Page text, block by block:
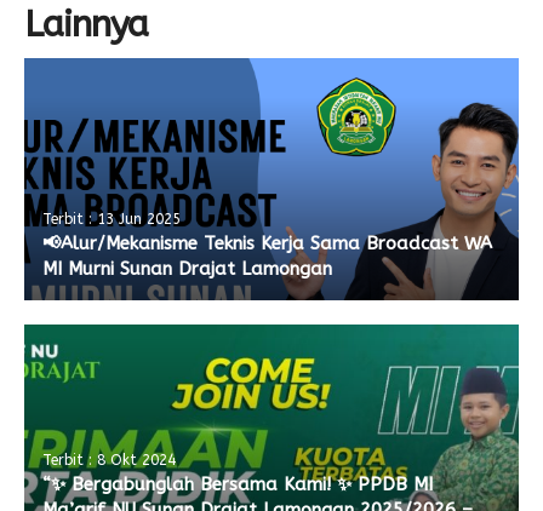
Lainnya
Terbit : 13 Jun 2025
📢Alur/Mekanisme Teknis Kerja Sama Broadcast WA
MI Murni Sunan Drajat Lamongan
Terbit : 8 Okt 2024
“✨ Bergabunglah Bersama Kami! ✨ PPDB MI